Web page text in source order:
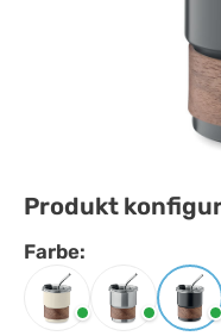
Produkt
Farbe:
Farbe auswählen
Beige Mattsilber